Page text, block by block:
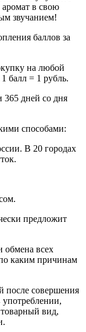
аромат в свою
звучанием!
баллов за
на любой
балл = 1 рубль.
365 дней со дня
способами:
В 20 городах
предложит
обмена всех
каким причинам
после совершения
товарный вид,